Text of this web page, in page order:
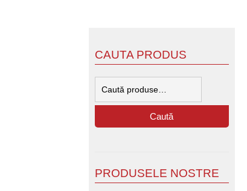
CAUTA PRODUS
Caută
PRODUSELE NOSTRE